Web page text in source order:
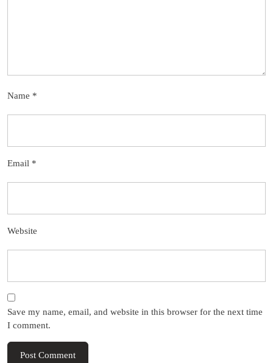
Name *
Email *
Website
Save my name, email, and website in this browser for the next time
I comment.